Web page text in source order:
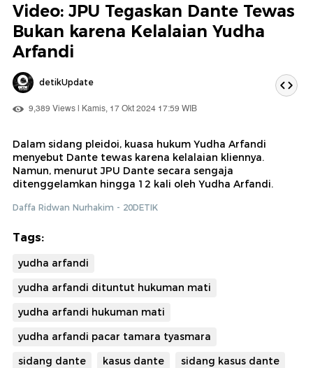
Video: JPU Tegaskan Dante Tewas
Bukan karena Kelalaian Yudha
Arfandi
detikUpdate
9,389 Views | Kamis, 17 Okt 2024 17:59 WIB
Dalam sidang pleidoi, kuasa hukum Yudha Arfandi
menyebut Dante tewas karena kelalaian kliennya.
Namun, menurut JPU Dante secara sengaja
ditenggelamkan hingga 12 kali oleh Yudha Arfandi.
Daffa Ridwan Nurhakim - 20DETIK
Tags:
yudha arfandi
yudha arfandi dituntut hukuman mati
yudha arfandi hukuman mati
yudha arfandi pacar tamara tyasmara
sidang dante
kasus dante sidang kasus dante